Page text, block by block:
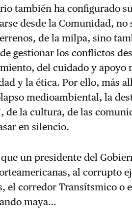
también ha configurado
desde la Comunidad, no
de la milpa, sino
gestionar los conflictos
del cuidado y apoyo
y la ética. Por ello, más
medioambiental, la
de la cultura, de las
en silencio.
un presidente del
al corrupto
el corredor Transítsmico o
maya…